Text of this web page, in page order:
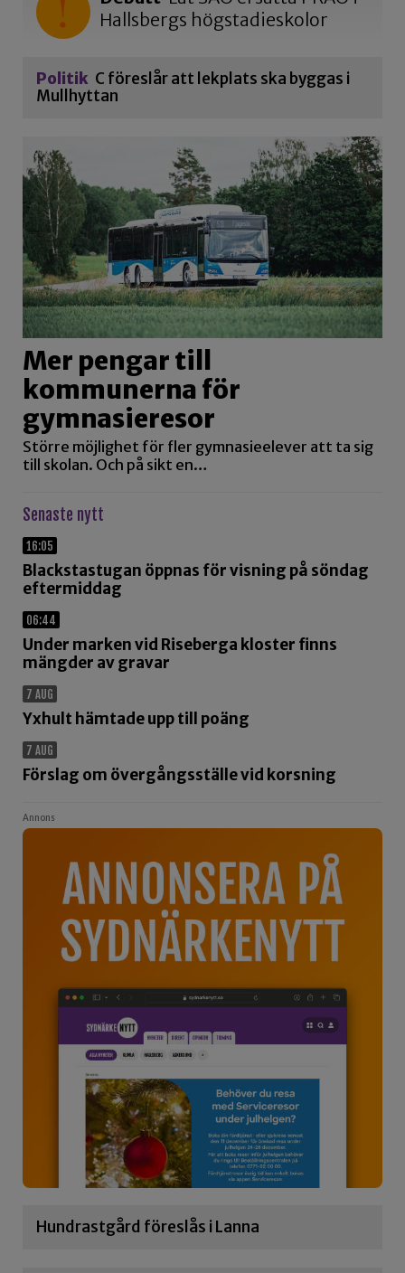
Hallsbergs högstadieskolor
Politik C föreslår att lekplats ska byggas i
Mullhyttan
Mer pengar till
kommunerna för
gymnasieresor
Större möjlighet för fler gymnasieelever att ta sig
till skolan. Och på sikt en…
Senaste nytt
16:05
Blackstastugan öppnas för visning på söndag
eftermiddag
06:44
Under marken vid Riseberga kloster finns
mängder av gravar
7 AUG
Yxhult hämtade upp till poäng
7 AUG
Förslag om övergångsställe vid korsning
Annons
Hundrastgård föreslås i Lanna